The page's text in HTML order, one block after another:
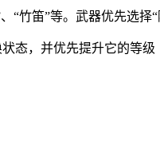
竹笛”等。武器优先选择“
态，并优先提升它的等